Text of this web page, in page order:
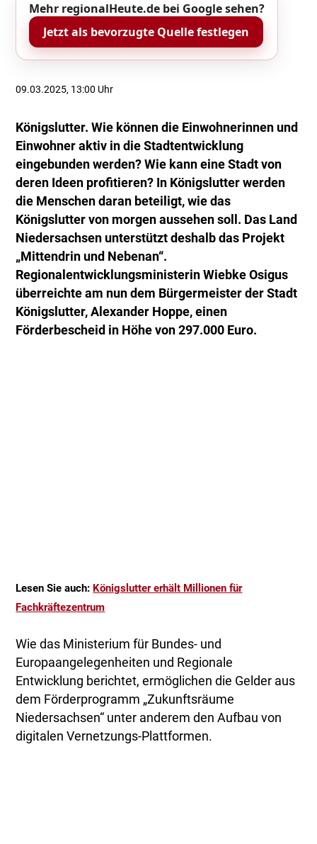
Mehr regionalHeute.de bei Google sehen?
Jetzt als bevorzugte Quelle festlegen
09.03.2025, 13:00 Uhr
Königslutter. Wie können die Einwohnerinnen und
Einwohner aktiv in die Stadtentwicklung
eingebunden werden? Wie kann eine Stadt von
deren Ideen profitieren? In Königslutter werden
die Menschen daran beteiligt, wie das
Königslutter von morgen aussehen soll. Das Land
Niedersachsen unterstützt deshalb das Projekt
„Mittendrin und Nebenan“.
Regionalentwicklungsministerin Wiebke Osigus
überreichte am nun dem Bürgermeister der Stadt
Königslutter, Alexander Hoppe, einen
Förderbescheid in Höhe von 297.000 Euro.
Lesen Sie auch: Königslutter erhält Millionen für
Fachkräftezentrum
Wie das Ministerium für Bundes- und
Europaangelegenheiten und Regionale
Entwicklung berichtet, ermöglichen die Gelder aus
dem Förderprogramm „Zukunftsräume
Niedersachsen“ unter anderem den Aufbau von
digitalen Vernetzungs-Plattformen.